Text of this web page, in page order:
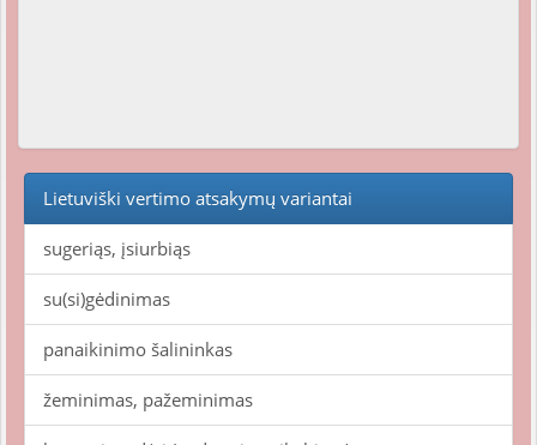
Lietuviški vertimo atsakymų variantai
sugeriąs, įsiurbiąs
su(si)gėdinimas
panaikinimo šalininkas
žeminimas, pažeminimas